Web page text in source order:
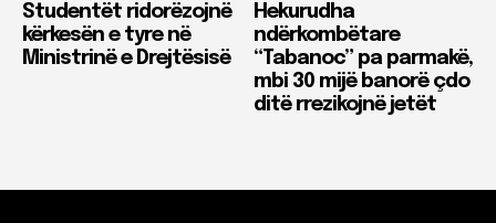
Studentët ridorëzojnë
kërkesën e tyre në
Ministrinë e Drejtësisë
Hekurudha
ndërkombëtare
“Tabanoc” pa parmakë,
mbi 30 mijë banorë çdo
ditë rrezikojnë jetët